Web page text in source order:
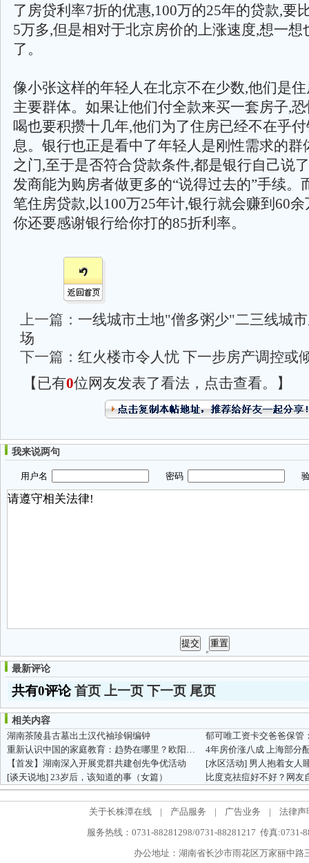
了房贷利率7折的优惠,100万的25年的贷款,要
5万多,但是相对于北京房价的上涨速度,想一想
了。
像小张这样的年轻人在北京不在少数,他们是
主要群体。如果让他们付全款来买一套房子,
喝也要积攒十几年,他们为了住房已经不在乎
息。银行也正是看中了年轻人是刚性需求的群
之门,至于是否符合贷款条件,都是银行自己说
发商能为购房者做更多的“说得过去的”手续。
笔住房贷款,以100万25年计,银行就会赚到60
你还要感谢银行给你打的85折利率。
上一篇： 一线城市土地"僧多粥少"二三线城
场
下一篇： 红火楼市令人忧 下一步房产调控或
【已有0位网友发表了看法，点击查看。】
我来说两句
用户名 密码 验
最新评论
共有0评论首页 上一页 下一页 尾页
相关内容
湖南茶陵县古墓出土汉代袖珍铜编钟
郁可唯工资卡交爸爸保管
重新认识中国的家庭教育：趋势在哪里？欧阳维建老师解读动能教育...
4年房价涨八成 上海部分
【首发】湖南深入开展党群共建创先争优活动
[水区活动] 男人抱着女人睡,
[谈天说地] 23岁后，该知道的事（女篇） 比度克祛痘好不好？网友
关于长株潭在线 | 产品服务 | 广告业务 |
法律声
服务热线：0731-88281298/0731-88281217 传真:0731-
办公地址：湖南省长沙市雨花区万家丽中